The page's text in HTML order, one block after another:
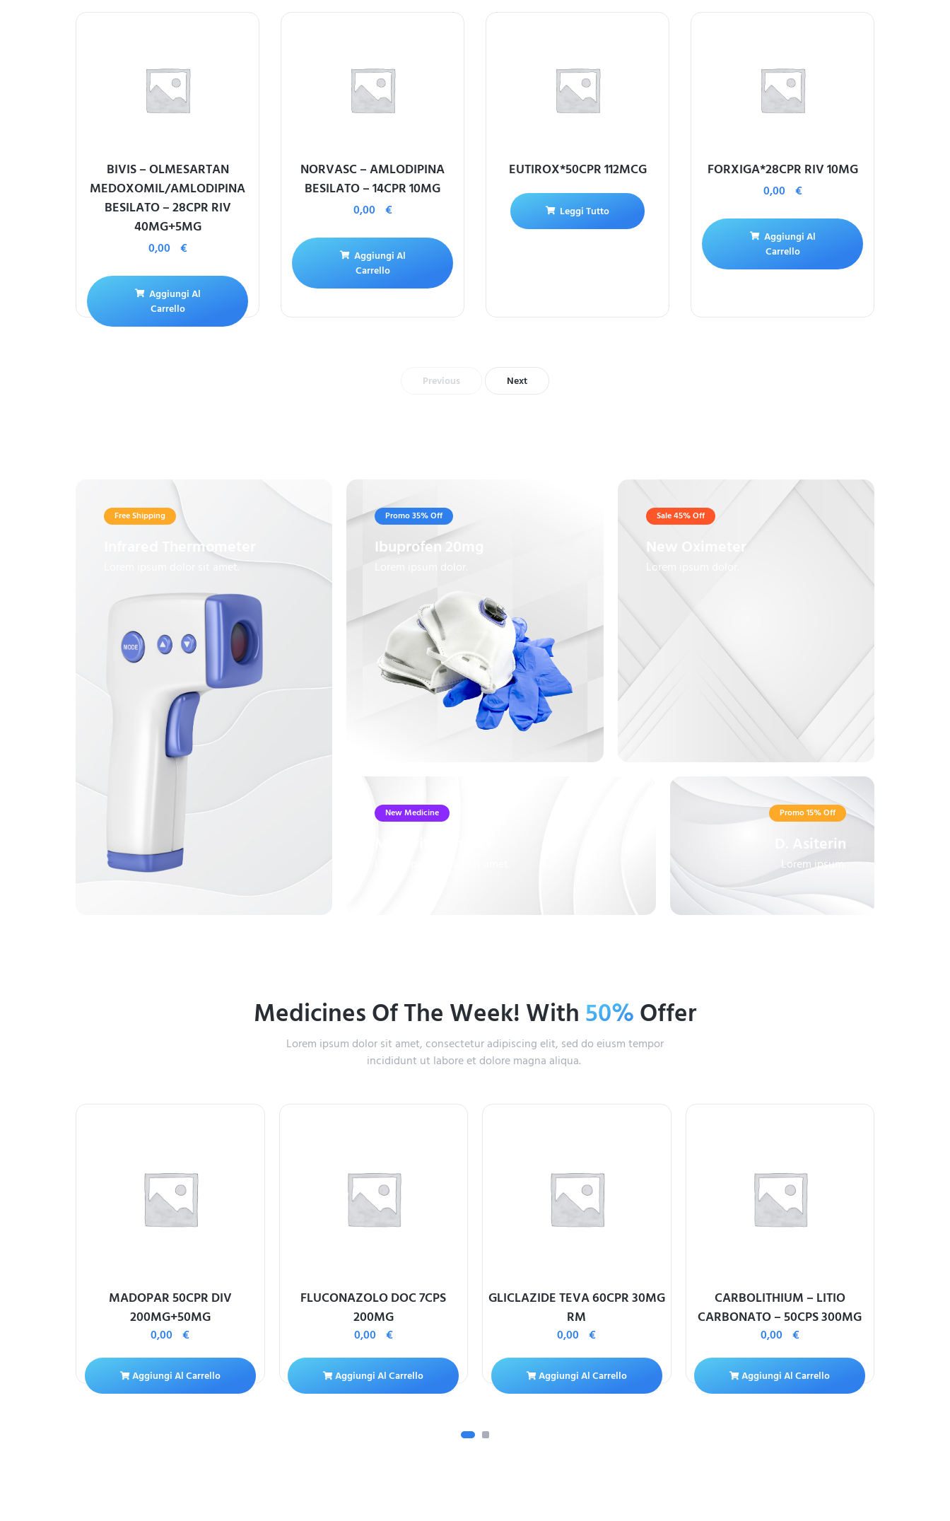
BIVIS – OLMESARTAN
MEDOXOMIL/AMLODIPINA
BESILATO – 28CPR RIV
40MG+5MG
0,00 €
Aggiungi Al
Carrello
NORVASC – AMLODIPINA
BESILATO – 14CPR 10MG
0,00 €
Aggiungi Al
Carrello
EUTIROX*50CPR 112MCG
Leggi Tutto
FORXIGA*28CPR RIV 10MG
0,00 €
Aggiungi Al
Carrello
Previous Next
Free Shipping
Infrared Thermometer
Lorem ipsum dolor sit amet.
Promo 35% Off
Ibuprofen 20mg
Sale 45% Off
New Oximeter
Lorem ipsum dolor.
New Medicine Promo 15% Off
D. Asiterin
Lorem ipsum.
Medicines Of The Week! With50%Offer
Lorem ipsum dolor sit amet, consectetur adipiscing elit, sed do eiusm tempor
incididunt ut labore et dolore magna aliqua.
MADOPAR 50CPR DIV
200MG+50MG
0,00€
Aggiungi Al Carrello
FLUCONAZOLO DOC 7CPS
200MG
0,00 €
Aggiungi Al Carrello
GLICLAZIDE TEVA 60CPR 30MG
RM
0,00€
Aggiungi Al Carrello
CARBOLITHIUM – LITIO
CARBONATO – 50CPS 300MG
0,00 €
Aggiungi Al Carrello